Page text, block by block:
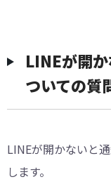
LINEが開
ついての質
LINEが開かないと
します。